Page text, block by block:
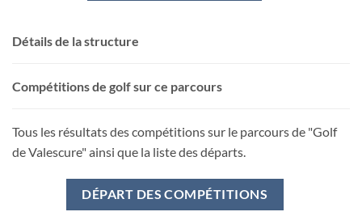
Détails de la structure
Compétitions de golf sur ce parcours
Tous les résultats des compétitions sur le parcours de "Golf
de Valescure" ainsi que la liste des départs.
DÉPART DES COMPÉTITIONS